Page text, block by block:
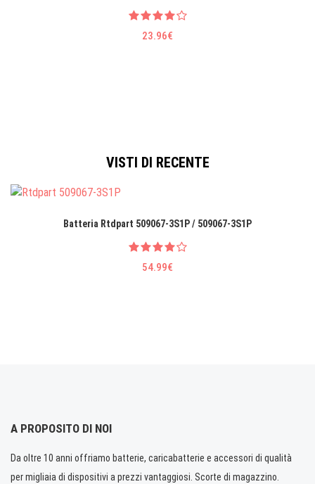
23.96€
VISTI DI RECENTE
Batteria Rtdpart 509067-3S1P / 509067-3S1P
54.99€
A PROPOSITO DI NOI
Da oltre 10 anni offriamo batterie, caricabatterie e accessori di qualità
per migliaia di dispositivi a prezzi vantaggiosi. Scorte di magazzino.